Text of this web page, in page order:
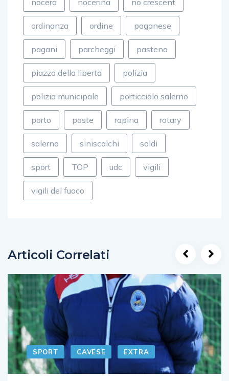
nocera nocerina no crescent
ordinanza ordine paganese
pagani parcheggi pastena
piazza della libertà polizia
polizia municipale porticciolo salerno
porto poste rapina rotary
salerno siniscalchi soldi
sport TOP udc vigili
vigili del fuoco
Articoli Correlati
SPORT CAVESE EXTRA